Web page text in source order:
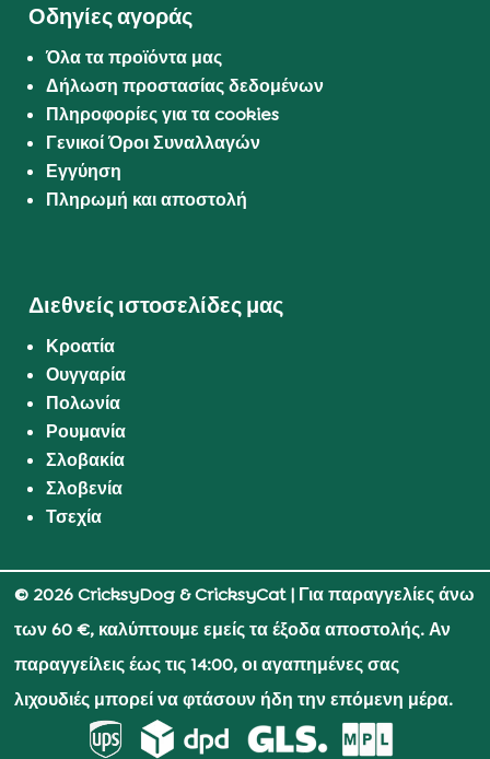
Οδηγίες αγοράς
Όλα τα προϊόντα μας
Δήλωση προστασίας δεδομένων
Πληροφορίες για τα cookies
Γενικοί Όροι Συναλλαγών
Εγγύηση
Πληρωμή και αποστολή
Διεθνείς ιστοσελίδες μας
Κροατία
Ουγγαρία
Πολωνία
Ρουμανία
Σλοβακία
Σλοβενία
Τσεχία
© 2026 CricksyDog & CricksyCat| Για παραγγελίες άνω
των 60 €, καλύπτουμε εμείς τα έξοδα αποστολής. Αν
παραγγείλεις έως τις 14:00, οι αγαπημένες σας
λιχουδιές μπορεί να φτάσουν ήδη την επόμενη μέρα.